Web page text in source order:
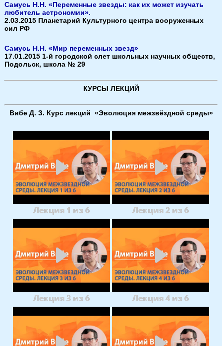
Самусь Н.Н. «Переменные звезды: как их может изучать
любитель астрономии».
2.03.2015 Планетарий Культурного центра вооруженных
сил РФ
Самусь Н.Н. «Мир переменных звезд»
17.01.2015 1-й городской слет школьных научных обществ,
Подольск, школа № 29
КУРСЫ ЛЕКЦИЙ
Вибе Д. З. Курс лекций «Эволюция межзвёздной среды»
Лекция 1 из 6 Лекция 2 из 6
Лекция 3 из 6 Лекция 4 из 6